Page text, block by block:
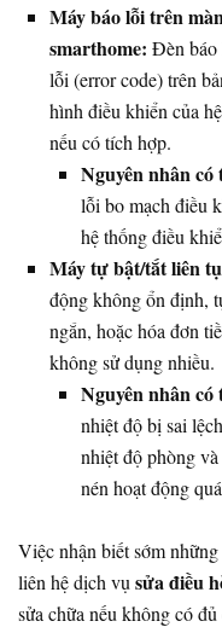
Máy báo lỗi trên
smarthome: Đèn báo
lỗi (error code) trên
hình điều khiển của
nếu có tích hợp.
Nguyên nhân có
lỗi bo mạch điều
hệ thống điều
Máy tự bật/tắt liên
động không ổn định,
ngắn, hoặc hóa đơn
không sử dụng nhiều.
Nguyên nhân có
nhiệt độ bị sai
nhiệt độ phòng
nén hoạt động
Việc nhận biết sớm
liên hệ dịch vụ sửa điều
sửa chữa nếu không có